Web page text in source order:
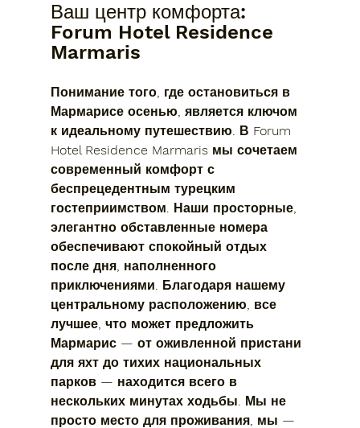
Ваш центр комфорта:
Forum Hotel Residence
Marmaris
Понимание того, где остановиться в
Мармарисе осенью, является ключом
к идеальному путешествию. В Forum
Hotel Residence Marmaris мы сочетаем
современный комфорт с
беспрецедентным турецким
гостеприимством. Наши просторные,
элегантно обставленные номера
обеспечивают спокойный отдых
после дня, наполненного
приключениями. Благодаря нашему
центральному расположению, все
лучшее, что может предложить
Мармарис — от оживленной пристани
для яхт до тихих национальных
парков — находится всего в
нескольких минутах ходьбы. Мы не
просто место для проживания, мы —